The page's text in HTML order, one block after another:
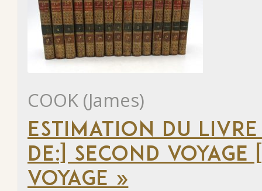
COOK (James)
ESTIMATION DU
DE:] SECOND
VOYAGE »